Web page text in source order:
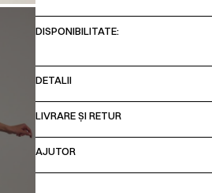
DISPONIBILITATE:
DETALII
LIVRARE ȘI RETUR
AJUTOR